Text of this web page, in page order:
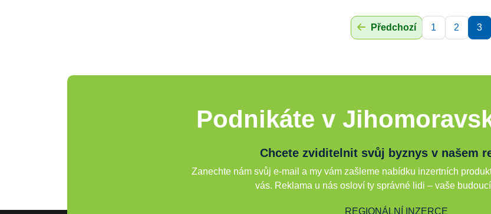
Předchozí 1 2 3
Podnikáte v
Chcete zviditelnit svůj byznys v našem
Zanechte nám svůj e-mail a my vám zašleme nabídku inzertních
vás. Reklama u nás osloví ty správné lidi – vaše
REGIONÁLNÍ INZERCE